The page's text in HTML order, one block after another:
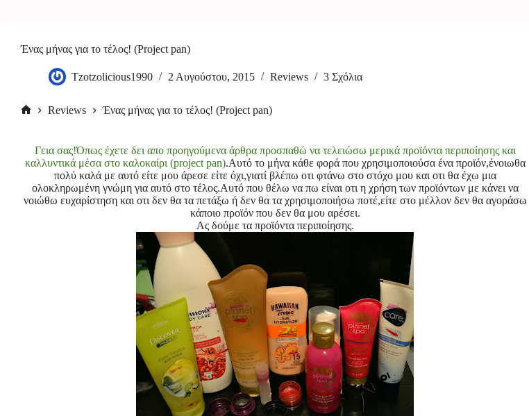
Ένας μήνας για το τέλος! (Project pan)
Tzotzolicious1990 2 Αυγούστου, 2015 Reviews 3 Σχόλια
Reviews Ένας μήνας για το τέλος! (Project pan)
Γεια σας!Όπως έχετε δει απο προηγούμενα άρθρα προσπαθώ να τελειώσω μερικά προϊόντα περιποίησης και
καλλυντικά μέσα στο καλοκαίρι (project pan).Αυτό το μήνα κάθε φορά που χρησιμοποιούσα ένα προϊόν,ένοιωθα
πολύ καλά με αυτό είτε μου άρεσε είτε όχι,γιατί βλέπω οτι φτάνω στο στόχο μου και οτι θα έχω μια
ολοκληρωμένη γνώμη για αυτό στο τέλος.Αυτό που θέλω να πω είναι οτι η χρήση των προϊόντων με κάνει να
νοιώθω ευχαρίστηση και οτι δεν θα τα πετάξω ή δεν θα τα χρησιμοποιήσω ποτέ,είτε στο μέλλον δεν θα αγοράσω
κάποιο προϊόν που δεν θα μου αρέσει.
Ας δούμε τα προϊόντα περιποίησης.